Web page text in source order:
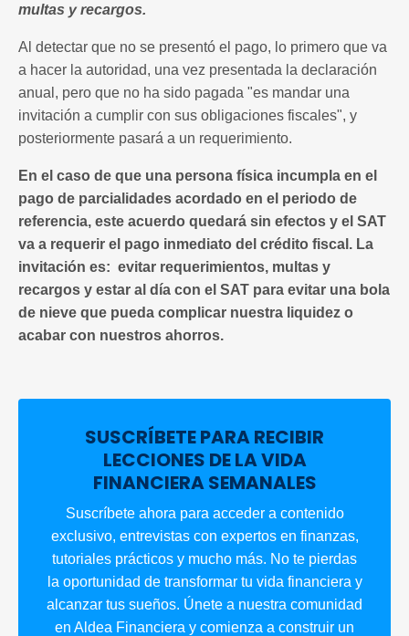
multas y recargos.
Al detectar que no se presentó el pago, lo primero que va
a hacer la autoridad, una vez presentada la declaración
anual, pero que no ha sido pagada "es mandar una
invitación a cumplir con sus obligaciones fiscales", y
posteriormente pasará a un requerimiento.
En el caso de que una persona física incumpla en el
pago de parcialidades acordado en el periodo de
referencia, este acuerdo quedará sin efectos y el SAT
va a requerir el pago inmediato del crédito fiscal. La
invitación es: evitar requerimientos, multas y
recargos y estar al día con el SAT para evitar una bola
de nieve que pueda complicar nuestra liquidez o
acabar con nuestros ahorros.
SUSCRÍBETE PARA RECIBIR
LECCIONES DE LA VIDA
FINANCIERA SEMANALES
Suscríbete ahora para acceder a contenido
exclusivo, entrevistas con expertos en finanzas,
tutoriales prácticos y mucho más. No te pierdas
la oportunidad de transformar tu vida financiera y
alcanzar tus sueños. Únete a nuestra comunidad
en Aldea Financiera y comienza a construir un